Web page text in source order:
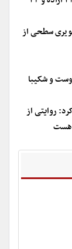
سطحی از
و شکیبا
روایتی از
هست